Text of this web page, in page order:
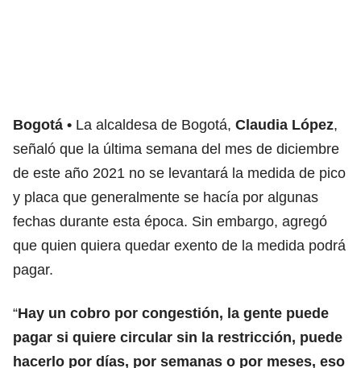
Bogotá La alcaldesa de Bogotá, Claudia López,
señaló que la última semana del mes de diciembre
de este año 2021 no se levantará la medida de pico
y placa que generalmente se hacía por algunas
fechas durante esta época. Sin embargo, agregó
que quien quiera quedar exento de la medida podrá
pagar.
“Hay un cobro por congestión, la gente puede
pagar si quiere circular sin la restricción, puede
hacerlo por días, por semanas o por meses, eso